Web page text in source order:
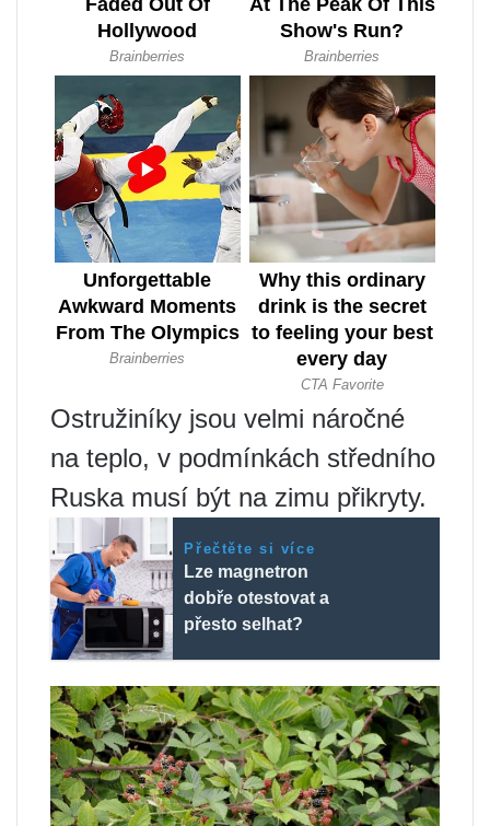
Ostružiníky jsou velmi náročné
na teplo, v podmínkách středního
Ruska musí být na zimu přikryty.
Přečtěte si více
Lze magnetron
dobře otestovat a
přesto selhat?